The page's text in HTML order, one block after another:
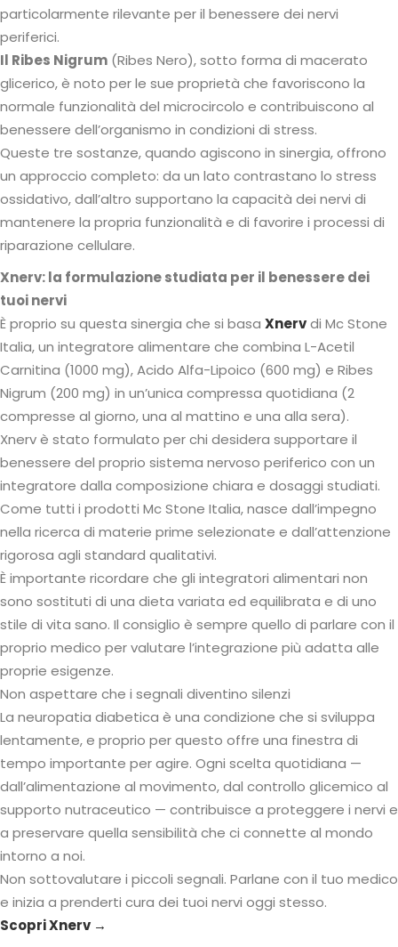
particolarmente rilevante per il benessere dei nervi
periferici.
Il Ribes Nigrum (Ribes Nero), sotto forma di macerato
glicerico, è noto per le sue proprietà che favoriscono la
normale funzionalità del microcircolo e contribuiscono al
benessere dell’organismo in condizioni di stress.
Queste tre sostanze, quando agiscono in sinergia, offrono
un approccio completo: da un lato contrastano lo stress
ossidativo, dall’altro supportano la capacità dei nervi di
mantenere la propria funzionalità e di favorire i processi di
riparazione cellulare.
Xnerv: la formulazione studiata per il benessere dei
tuoi nervi
È proprio su questa sinergia che si basa Xnervdi Mc Stone
Italia, un integratore alimentare che combina L-Acetil
Carnitina (1000 mg), Acido Alfa-Lipoico (600 mg) e Ribes
Nigrum (200 mg) in un’unica compressa quotidiana (2
compresse al giorno, una al mattino e una alla sera).
Xnerv è stato formulato per chi desidera supportare il
benessere del proprio sistema nervoso periferico con un
integratore dalla composizione chiara e dosaggi studiati.
Come tutti i prodotti Mc Stone Italia, nasce dall’impegno
nella ricerca di materie prime selezionate e dall’attenzione
rigorosa agli standard qualitativi.
È importante ricordare che gli integratori alimentari non
sono sostituti di una dieta variata ed equilibrata e di uno
stile di vita sano. Il consiglio è sempre quello di parlare con il
proprio medico per valutare l’integrazione più adatta alle
proprie esigenze.
Non aspettare che i segnali diventino silenzi
La neuropatia diabetica è una condizione che si sviluppa
lentamente, e proprio per questo offre una finestra di
tempo importante per agire. Ogni scelta quotidiana —
dall’alimentazione al movimento, dal controllo glicemico al
supporto nutraceutico — contribuisce a proteggere i nervi e
a preservare quella sensibilità che ci connette al mondo
intorno a noi.
Non sottovalutare i piccoli segnali. Parlane con il tuo medico
e inizia a prenderti cura dei tuoi nervi oggi stesso.
Scopri Xnerv →